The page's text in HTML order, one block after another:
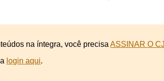
na íntegra, você precisaASSINAR O
login aqui.